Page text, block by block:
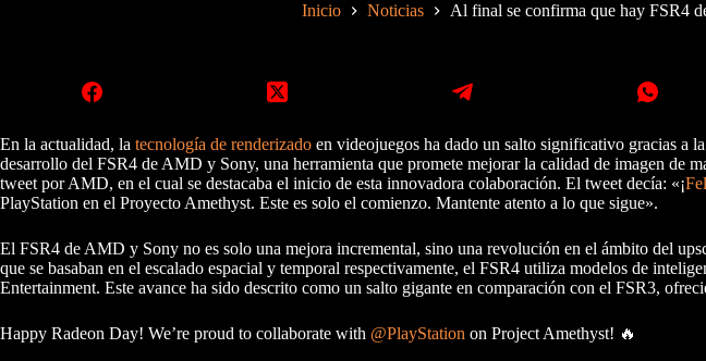
Inicio Noticias Al final se confirma que hay FSR4
En la actualidad, la tecnología de renderizado en videojuegos ha dado un salto significativo gracias a
desarrollo del FSR4 de AMD y Sony, una herramienta que promete mejorar la calidad de imagen de
tweet por AMD, en el cual se destacaba el inicio de esta innovadora colaboración. El tweet decía: «¡
PlayStation en el Proyecto Amethyst. Este es solo el comienzo. Mantente atento a lo que sigue».
El FSR4 de AMD y Sony no es solo una mejora incremental, sino una revolución en el ámbito del
que se basaban en el escalado espacial y temporal respectivamente, el FSR4 utiliza modelos de
Entertainment. Este avance ha sido descrito como un salto gigante en comparación con el FSR3,
Happy Radeon Day! We’re proud to collaborate with @PlayStation on Project Amethyst! 🔥